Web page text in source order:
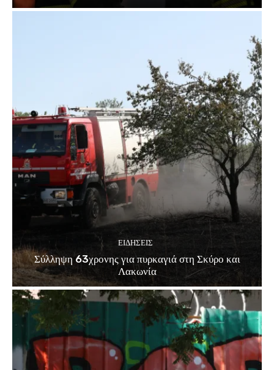
ΕΙΔΗΣΕΙΣ
Σύλληψη 63χρονης για πυρκαγιά στη Σκύρο και
Λακωνία